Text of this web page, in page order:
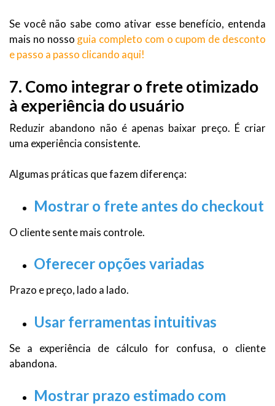
Se você não sabe como ativar esse benefício, entenda
mais no nosso guia completo com o cupom de desconto
e passo a passo clicando aqui!
7. Como integrar o frete otimizado
à experiência do usuário
Reduzir abandono não é apenas baixar preço. É criar
uma experiência consistente.
Algumas práticas que fazem diferença:
Mostrar o frete antes do checkout
O cliente sente mais controle.
Oferecer opções variadas
Prazo e preço, lado a lado.
Usar ferramentas intuitivas
Se a experiência de cálculo for confusa, o cliente
abandona.
Mostrar prazo estimado com